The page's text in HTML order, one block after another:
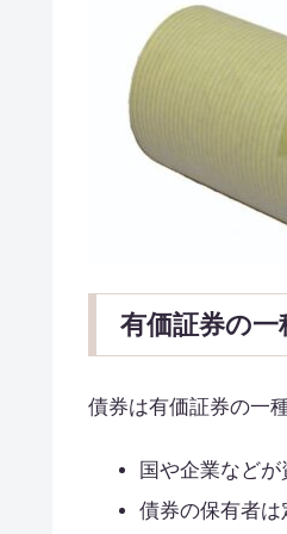
有価証券の一
債券は有価証券の一
国や企業など
債券の保有者は